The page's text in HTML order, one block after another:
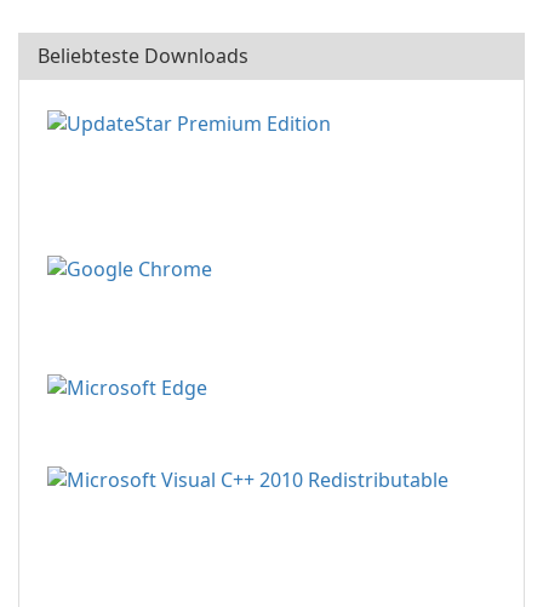
Beliebteste Downloads